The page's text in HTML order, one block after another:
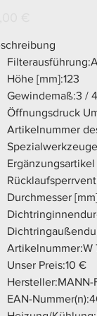
Höhe [mm]:123
Gewindemaß:3 /
Öffnungsdruck
Artikelnummer
Durchmesser
Artikelnummer:W
Unser Preis:10 €
Hersteller:MANN-
EAN-